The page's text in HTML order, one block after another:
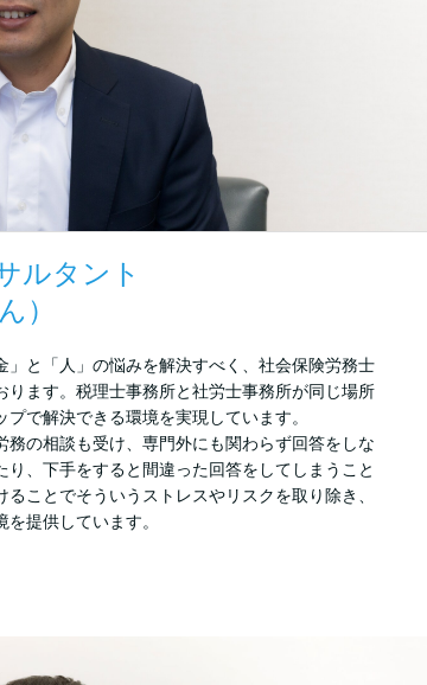
ルタント
）
と「人」の悩みを解決すべく、社会保険労務士
ます。税理士事務所と社労士事務所が同じ場所
で解決できる環境を実現しています。
の相談も受け、専門外にも関わらず回答をしな
、下手をすると間違った回答をしてしまうこと
ことでそういうストレスやリスクを取り除き、
提供しています。